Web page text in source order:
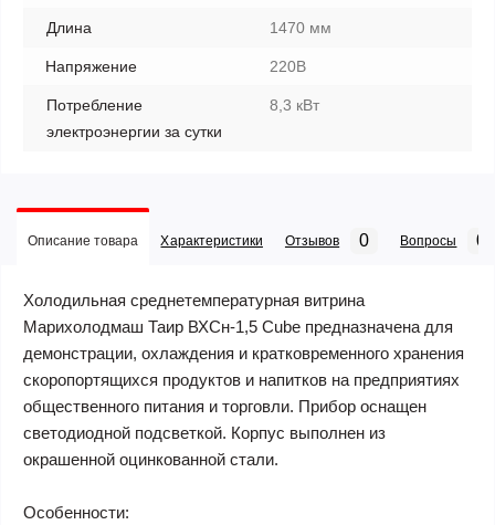
Длина 1470 мм
Напряжение 220В
Потребление
электроэнергии за сутки
8,3 кВт
Описание товара Характеристики Отзывов 0 Вопросы 0
Холодильная среднетемпературная витрина
Марихолодмаш Таир ВХСн-1,5 Cube предназначена для
демонстрации, охлаждения и кратковременного хранения
скоропортящихся продуктов и напитков на предприятиях
общественного питания и торговли. Прибор оснащен
светодиодной подсветкой. Корпус выполнен из
окрашенной оцинкованной стали.
​Особенности: